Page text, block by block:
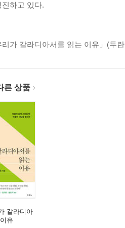
진하고 있다.
리가 갈라디아서를 읽는 이유」(두
른 상품
갈라디아
유